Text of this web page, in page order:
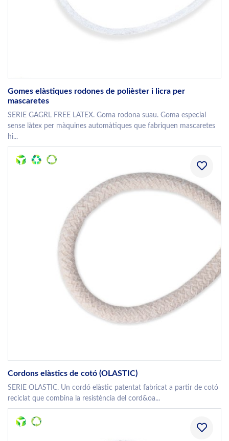
Gomes elàstiques rodones de polièster i licra per
mascaretes
SERIE GAGRL FREE LATEX. Goma rodona suau. Goma especial
sense làtex per màquines automàtiques que fabriquen mascaretes
hi...
Cordons elàstics de cotó (OLASTIC)
SERIE OLASTIC. Un cordó elàstic patentat fabricat a partir de cotó
reciclat que combina la resistència del cord&oa...